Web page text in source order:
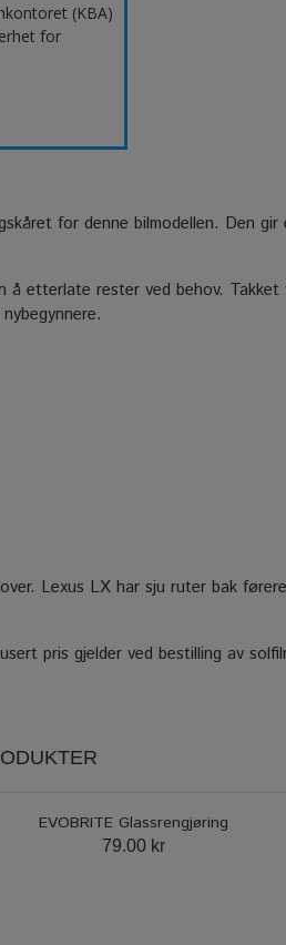
(KBA)
for
for denne bilmodellen. Den
å etterlate rester ved behov.
Lexus LX har sju ruter bak
pris gjelder ved bestilling av
EVOBRITE Glassrengjøring
79.00 kr